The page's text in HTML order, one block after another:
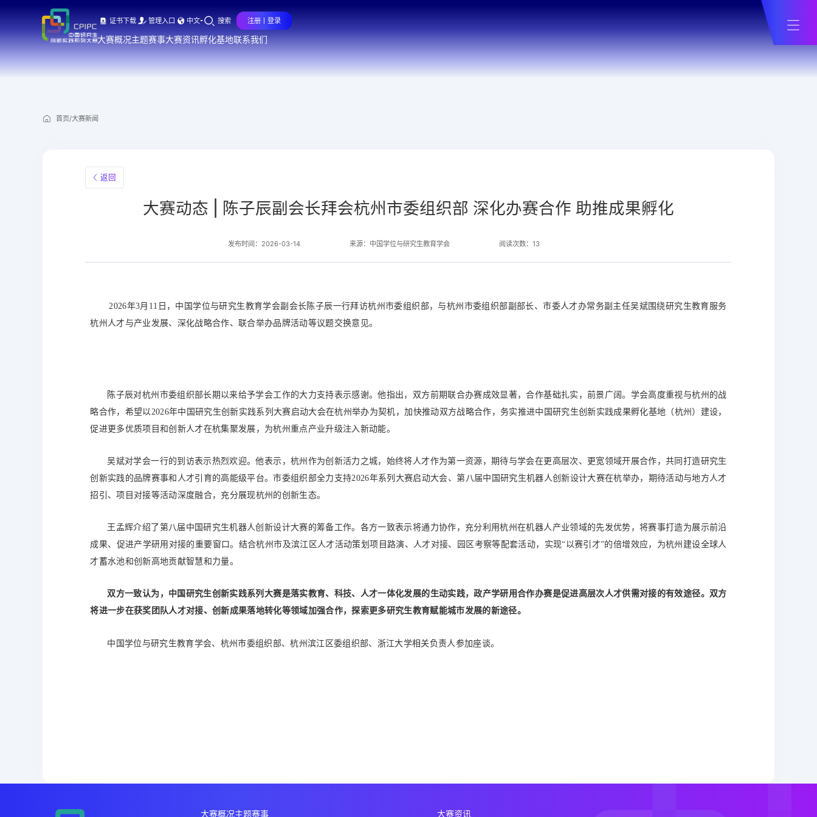
证书下载 管理入口 中文 搜索 注册丨登录
大赛概况主题赛事大赛资讯孵化基地联系我们
密码
立即注册 >
首页/大赛新闻
返回
大赛动态 | 陈子辰副会长拜会杭州市委组织部 深化办赛合作 助推成果孵化
发布时间：2026-03-14 来源：中国学位与研究生教育学会 阅读次数：13
2026年3月11日，中国学位与研究生教育学会副会长陈子辰一行拜访杭州市委组织部，与杭州市委组织部副部长、市委人才办常务副主任吴斌围绕研究生教育服务
杭州人才与产业发展、深化战略合作、联合举办品牌活动等议题交换意见。
陈子辰对杭州市委组织部长期以来给予学会工作的大力支持表示感谢。他指出，双方前期联合办赛成效显著，合作基础扎实，前景广阔。学会高度重视与杭州的战
略合作，希望以2026年中国研究生创新实践系列大赛启动大会在杭州举办为契机，加快推动双方战略合作，务实推进中国研究生创新实践成果孵化基地（杭州）建设，
促进更多优质项目和创新人才在杭集聚发展，为杭州重点产业升级注入新动能。
吴斌对学会一行的到访表示热烈欢迎。他表示，杭州作为创新活力之城，始终将人才作为第一资源，期待与学会在更高层次、更宽领域开展合作，共同打造研究生
创新实践的品牌赛事和人才引育的高能级平台。市委组织部全力支持2026年系列大赛启动大会、第八届中国研究生机器人创新设计大赛在杭举办，期待活动与地方人才
招引、项目对接等活动深度融合，充分展现杭州的创新生态。
王孟辉介绍了第八届中国研究生机器人创新设计大赛的筹备工作。各方一致表示将通力协作，充分利用杭州在机器人产业领域的先发优势，将赛事打造为展示前沿
成果、促进产学研用对接的重要窗口。结合杭州市及滨江区人才活动策划项目路演、人才对接、园区考察等配套活动，实现“以赛引才”的倍增效应，为杭州建设全球人
才蓄水池和创新高地贡献智慧和力量。
双方一致认为，中国研究生创新实践系列大赛是落实教育、科技、人才一体化发展的生动实践，政产学研用合作办赛是促进高层次人才供需对接的有效途径。双方
将进一步在获奖团队人才对接、创新成果落地转化等领域加强合作，探索更多研究生教育赋能城市发展的新途径。
中国学位与研究生教育学会、杭州市委组织部、杭州滨江区委组织部、浙江大学相关负责人参加座谈。
大赛概况主题赛事 大赛资讯